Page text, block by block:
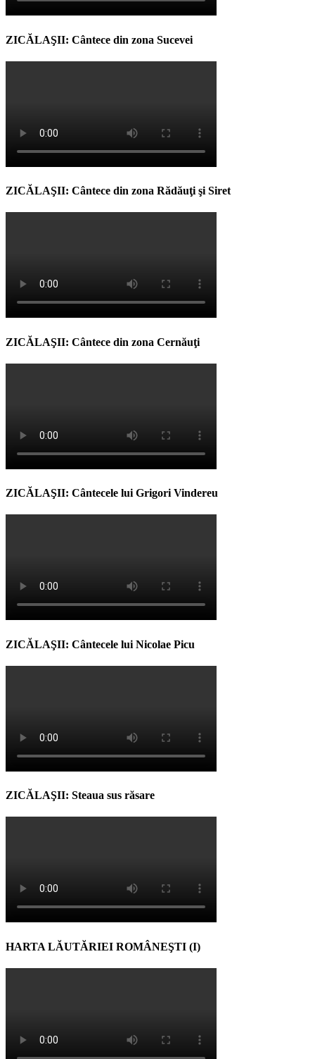
ZICĂLAŞII: Cântece din zona Sucevei
ZICĂLAŞII: Cântece din zona Rădăuţi şi Siret
ZICĂLAŞII: Cântece din zona Cernăuţi
ZICĂLAŞII: Cântecele lui Grigori Vindereu
ZICĂLAŞII: Cântecele lui Nicolae Picu
ZICĂLAŞII: Steaua sus răsare
HARTA LĂUTĂRIEI ROMÂNEŞTI (I)